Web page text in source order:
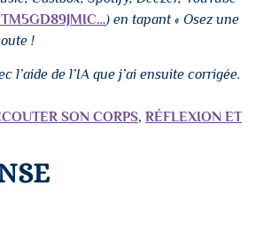
) en tapant « Osez une
!
l’aide de l’IA que j’ai ensuite corrigée.
SON CORPS, RÉFLEXION ET